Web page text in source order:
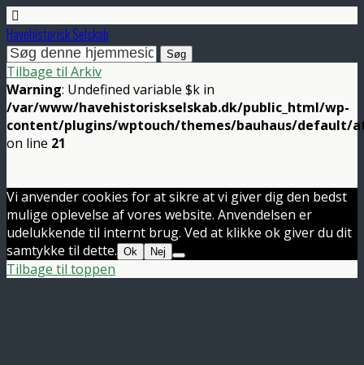
Havehistorisk Selskab
Tilbage til Arkiv
Warning: Undefined variable $k in
/var/www/havehistoriskselskab.dk/public_html/wp-
content/plugins/wptouch/themes/bauhaus/default/
on line 21
Vi anvender cookies for at sikre at vi giver dig den bedst
mulige oplevelse af vores website. Anvendelsen er
udelukkende til internt brug. Ved at klikke ok giver du dit
samtykke til dette. Ok Nej
Tilbage til toppen